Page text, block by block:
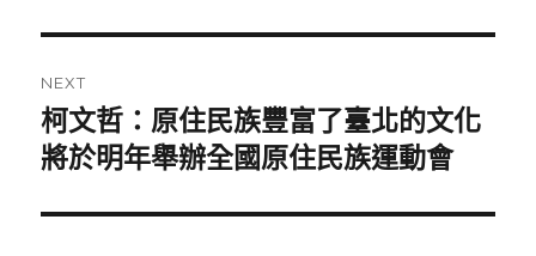
NEXT
Next
post:
柯文哲：原住民族豐富了臺北的文化
將於明年舉辦全國原住民族運動會